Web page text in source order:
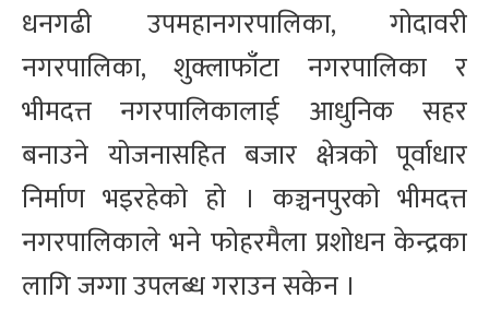
धनगढी उपमहानगरपालिका, गोदावरी
नगरपालिका, शुक्लाफाँटा नगरपालिका र
भीमदत्त नगरपालिकालाई आधुनिक सहर
बनाउने योजनासहित बजार क्षेत्रको पूर्वाधार
निर्माण भइरहेको हो । कञ्चनपुरको भीमदत्त
नगरपालिकाले भने फोहरमैला प्रशोधन केन्द्रका
लागि जग्गा उपलब्ध गराउन सकेन ।